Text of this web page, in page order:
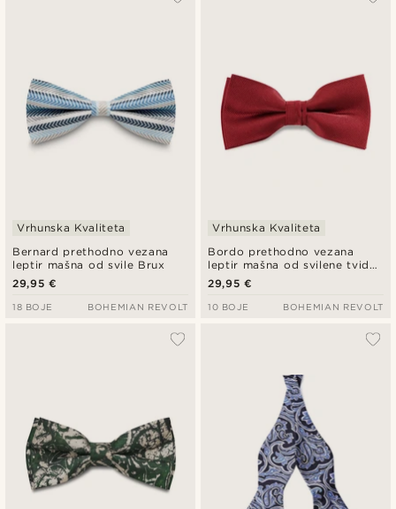
Bernard prethodno vezana
leptir mašna od svile Brux
Vrhunska Kvaliteta
29,95 €
18 BOJE BOHEMIAN REVOLT
Bordo prethodno vezana
leptir mašna od svilene tvid
tkanine
Vrhunska Kvaliteta
29,95 €
10 BOJE BOHEMIAN REVOLT